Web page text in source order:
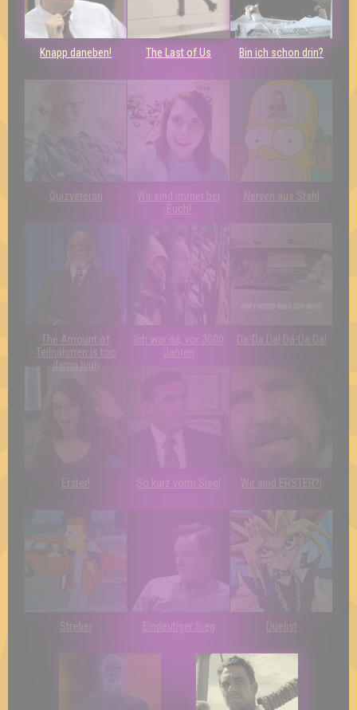
Knapp daneben! The Last of Us Bin ich schon drin?
Quizveteran
Wir sind immer bei
Euch!
Nerven aus Stahl
The Amount of
Teilnahmen is too
damn high
Ich war da, vor 3000
Jahren
Da-Da Da! Da-Da Da!
Erster! So kurz vorm Sieg! Wir sind ERSTER?!
Streber Eindeutiger Sieg Duelist